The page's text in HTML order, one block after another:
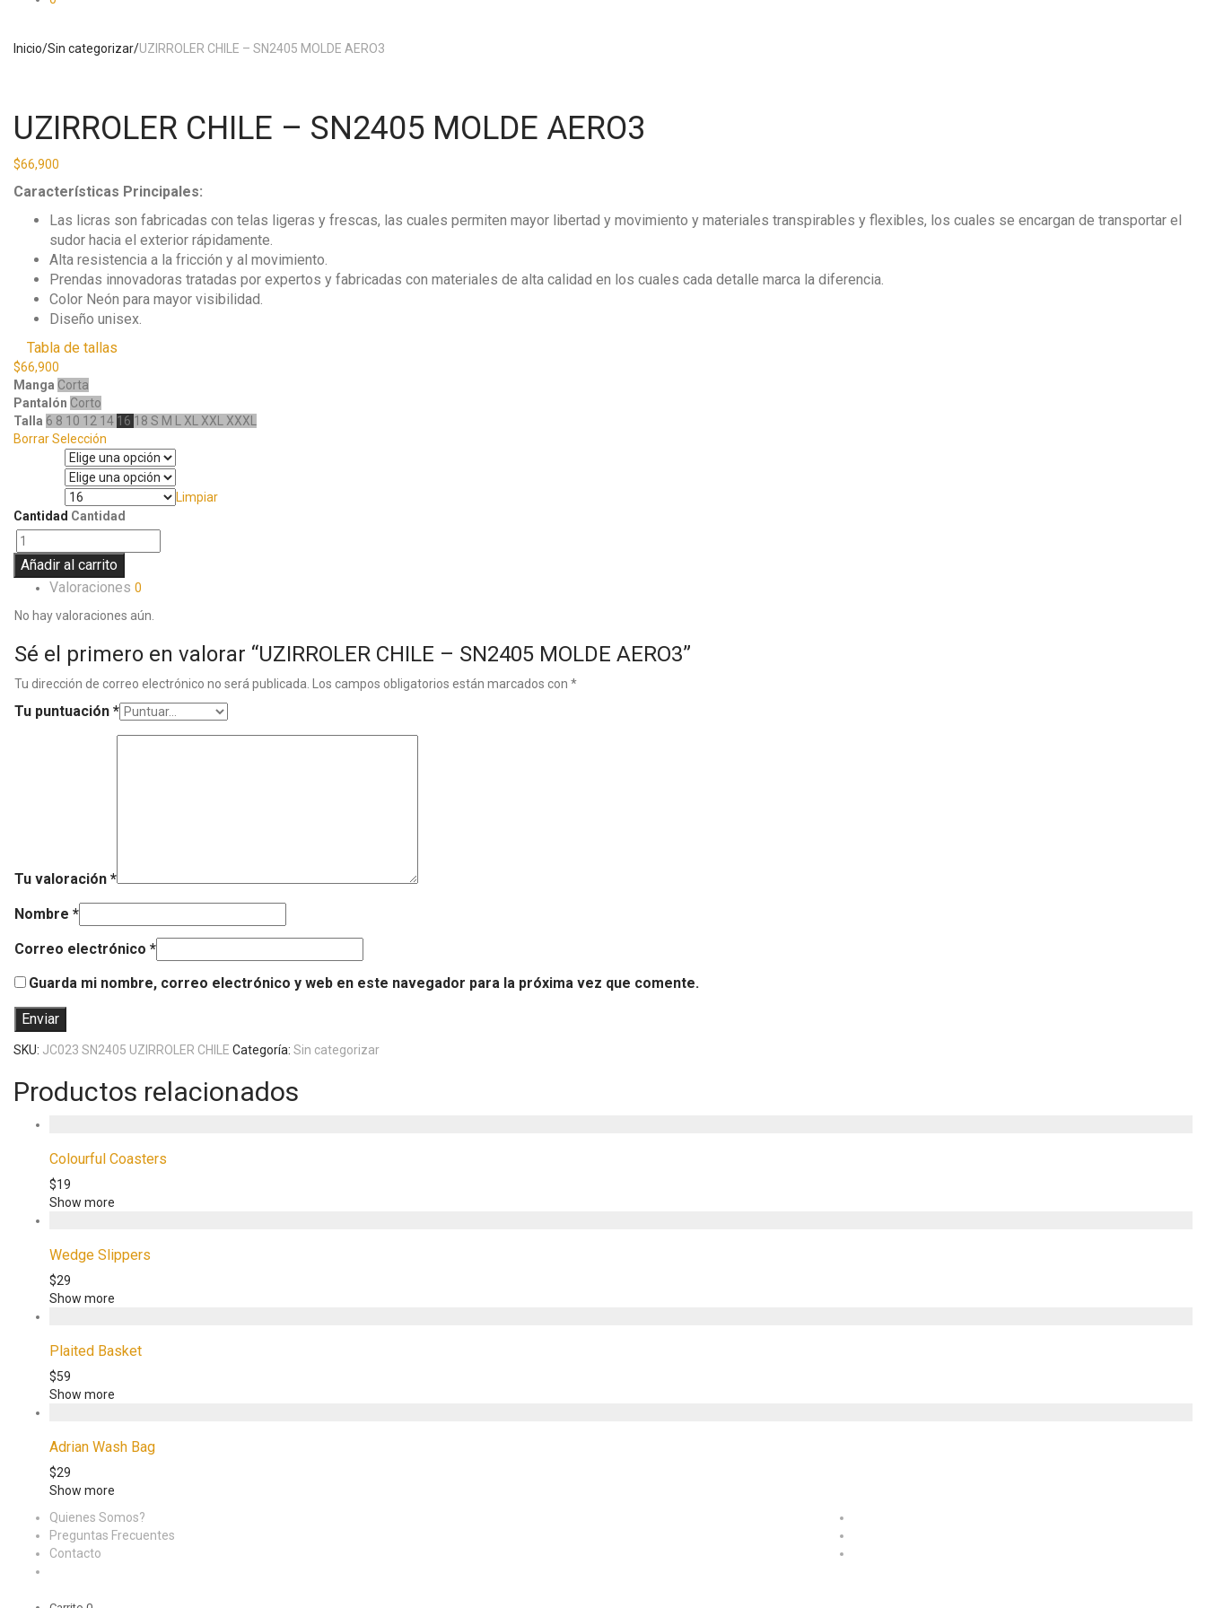
Inicio/Sin categorizar/UZIRROLER CHILE – SN2405 MOLDE AERO3
UZIRROLER CHILE – SN2405 MOLDE AERO3
$66,900
Características Principales:
Las licras son fabricadas con telas ligeras y frescas, las cuales permiten mayor libertad y movimiento y materiales transpirables y flexibles, los cuales se encargan de transportar el
sudor hacia el exterior rápidamente.
Alta resistencia a la fricción y al movimiento.
Prendas innovadoras tratadas por expertos y fabricadas con materiales de alta calidad en los cuales cada detalle marca la diferencia.
Color Neón para mayor visibilidad.
Diseño unisex.
Tabla de tallas
$66,900
Manga Corta
Pantalón Corto
Talla 6 8 10 12 14 16 18 S M L XL XXL XXXL
Borrar Selección
Limpiar
Cantidad Cantidad
Añadir al carrito
Valoraciones 0
No hay valoraciones aún.
Sé el primero en valorar “UZIRROLER CHILE – SN2405 MOLDE AERO3”
Tu dirección de correo electrónico no será publicada. Los campos obligatorios están marcados con *
Tu puntuación *
Tu valoración *
Nombre *
Correo electrónico *
Guarda mi nombre, correo electrónico y web en este navegador para la próxima vez que comente.
SKU: JC023 SN2405 UZIRROLER CHILE Categoría: Sin categorizar
Productos relacionados
Colourful Coasters
$19
Show more
Wedge Slippers
$29
Show more
Plaited Basket
$59
Show more
Adrian Wash Bag
$29
Show more
Quienes Somos?
Preguntas Frecuentes
Contacto